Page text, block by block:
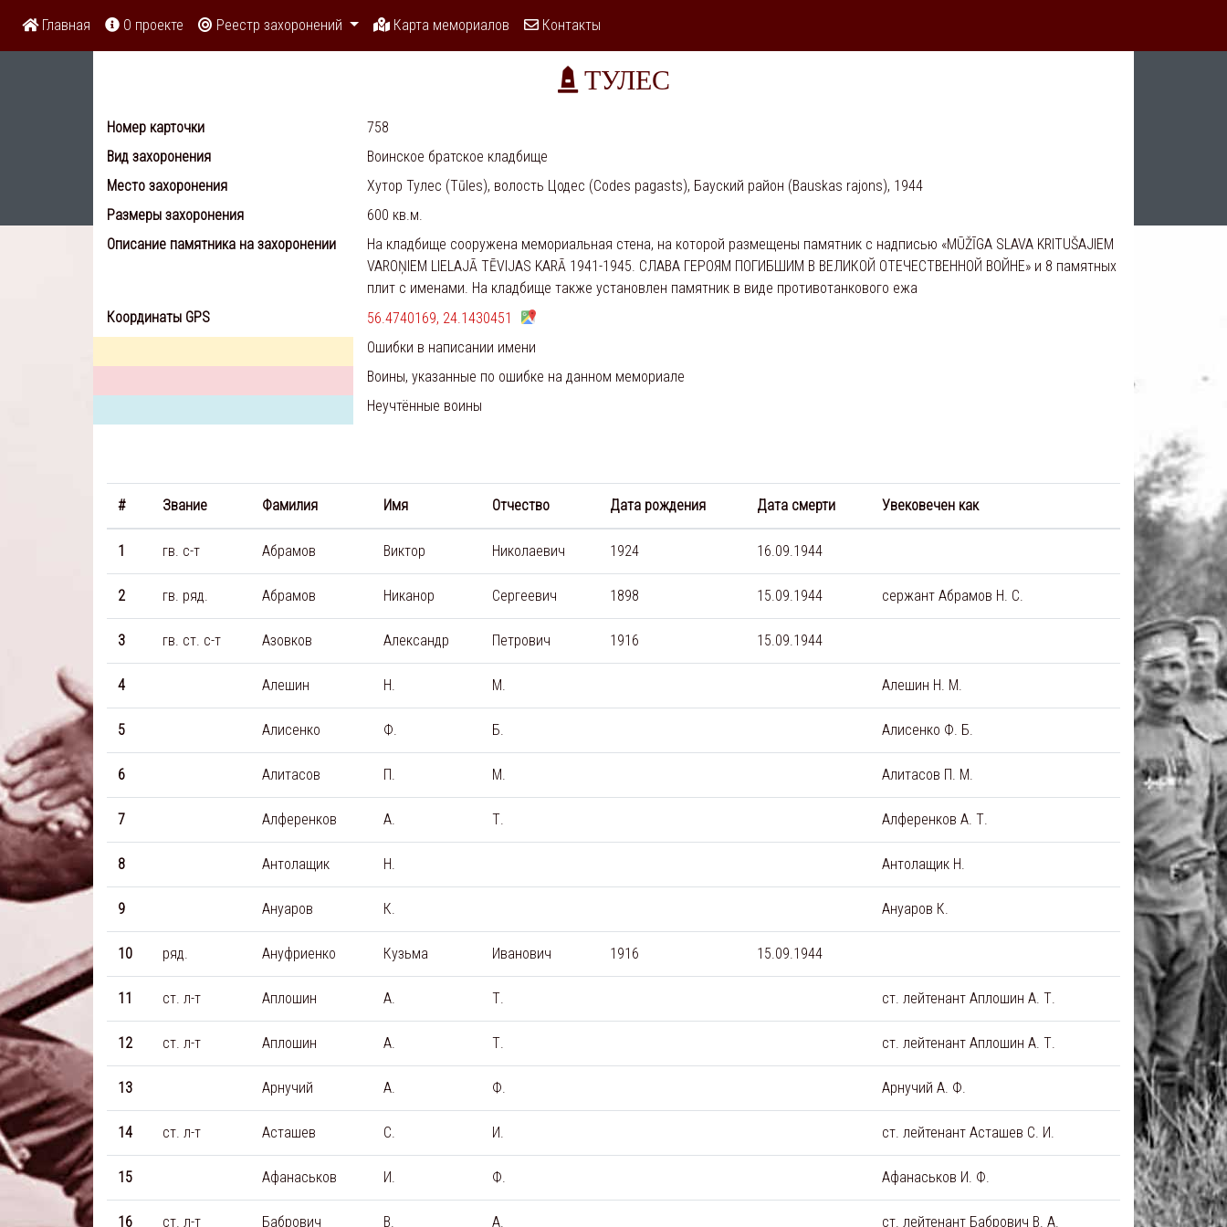
Главная О проекте Реестр захоронений Карта мемориалов Контакты
ТУЛЕС
Номер карточки
758
Вид захоронения
Воинское братское кладбище
Место захоронения
Хутор Тулес (Tūles), волость Цодес (Codes pagasts), Бауский район (Bauskas rajons), 1944
Размеры захоронения
600 кв.м.
Описание памятника на захоронении
На кладбище сооружена мемориальная стена, на которой размещены памятник с надписью «MŪŽĪGA SLAVA KRITUŠAJIEM
VAROŅIEM LIELAJĀ TĒVIJAS KARĀ 1941-1945. СЛАВА ГЕРОЯМ ПОГИБШИМ В ВЕЛИКОЙ ОТЕЧЕСТВЕННОЙ ВОЙНЕ» и 8 памятных
плит с именами. На кладбище также установлен памятник в виде противотанкового ежа
Координаты GPS
56.4740169, 24.1430451
Ошибки в написании имени
Воины, указанные по ошибке на данном мемориале
Неучтённые воины
# Звание Фамилия Имя Отчество Дата рождения Дата смерти Увековечен как
1 гв. с-т Абрамов Виктор Николаевич 1924 16.09.1944
2 гв. ряд. Абрамов Никанор Сергеевич 1898 15.09.1944 сержант Абрамов Н. С.
3 гв. ст. с-т Азовков Александр Петрович 1916 15.09.1944
4 Алешин Н. М. Алешин Н. М.
5 Алисенко Ф. Б. Алисенко Ф. Б.
6 Алитасов П. М. Алитасов П. М.
7 Алференков А. Т. Алференков А. Т.
8 Антолащик Н. Антолащик Н.
9 Ануаров К. Ануаров К.
10 ряд. Ануфриенко Кузьма Иванович 1916 15.09.1944
11 ст. л-т Аплошин А. Т. ст. лейтенант Аплошин А. Т.
12 ст. л-т Аплошин А. Т. ст. лейтенант Аплошин А. Т.
13 Арнучий А. Ф. Арнучий А. Ф.
14 ст. л-т Асташев С. И. ст. лейтенант Асташев С. И.
15 Афанаськов И. Ф. Афанаськов И. Ф.
16 ст. л-т Бабрович В. А. ст. лейтенант Бабрович В. А.